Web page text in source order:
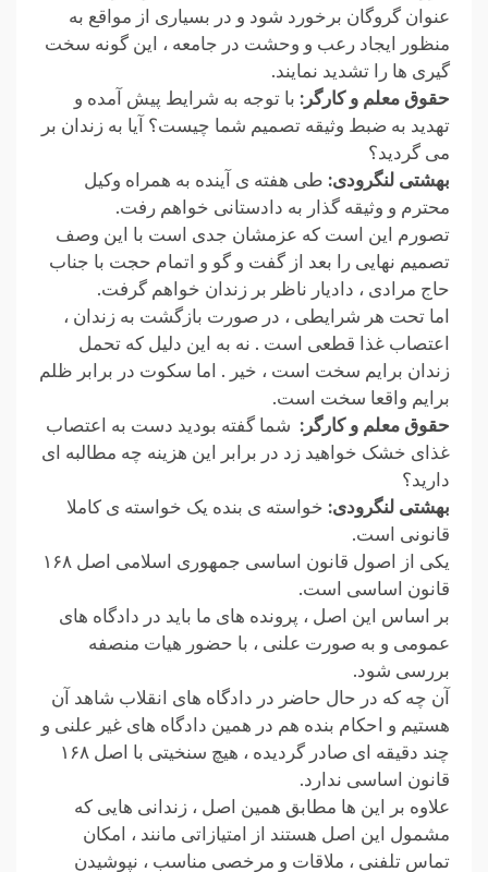
عنوان گروگان برخورد شود و در بسیاری از مواقع به
منظور ایجاد رعب و وحشت در جامعه ، این گونه سخت
گیری ها را تشدید نمایند.
حقوق معلم و کارگر: با توجه به شرایط پیش آمده و
تهدید به ضبط وثیقه تصمیم شما چیست؟ آیا به زندان بر
می گردید؟
بهشتی لنگرودی: طی هفته ی آینده به همراه وکیل
محترم و وثیقه گذار به دادستانی خواهم رفت.
تصورم این است که عزمشان جدی است با این وصف
تصمیم نهایی را بعد از گفت و گو و اتمام حجت با جناب
حاج مرادی ، دادیار ناظر بر زندان خواهم گرفت.
اما تحت هر شرایطی ، در صورت بازگشت به زندان ،
اعتصاب غذا قطعی است . نه به این دلیل که تحمل
زندان برایم سخت است ، خیر . اما سکوت در برابر ظلم
برایم واقعا سخت است.
حقوق معلم و کارگر: شما گفته بودید دست به اعتصاب
غذای خشک خواهید زد در برابر این هزینه چه مطالبه ای
دارید؟
بهشتی لنگرودی: خواسته ی بنده یک خواسته ی کاملا
قانونی است.
یکی از اصول قانون اساسی جمهوری اسلامی اصل ۱۶۸
قانون اساسی است.
بر اساس این اصل ، پرونده های ما باید در دادگاه های
عمومی و به صورت علنی ، با حضور هیات منصفه
بررسی شود.
آن چه که در حال حاضر در دادگاه های انقلاب شاهد آن
هستیم و احکام بنده هم در همین دادگاه های غیر علنی و
چند دقیقه ای صادر گردیده ، هیچ سنخیتی با اصل ۱۶۸
قانون اساسی ندارد.
علاوه بر این ها مطابق همین اصل ، زندانی هایی که
مشمول این اصل هستند از امتیازاتی مانند ، امکان
تماس تلفنی ، ملاقات و مرخصی مناسب ، نپوشیدن